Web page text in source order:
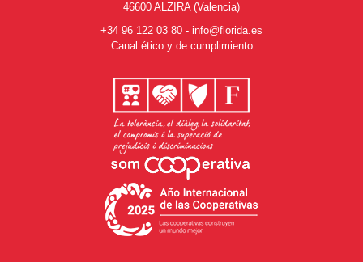
46600 ALZIRA (Valencia)
+34 96 122 03 80 - info@florida.es
Canal ético y de cumplimiento